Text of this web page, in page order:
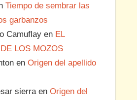
Tiempo de sembrar las
garbanzos
Camuflay en EL
LOS MOZOS
enOrigen del apellido
sierra enOrigen del